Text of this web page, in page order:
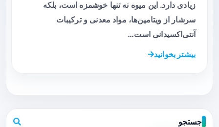
زیادی دارد. این میوه نه تنها خوشمزه است، بلکه
سرشار از ویتامین‌ها، مواد معدنی و ترکیبات
آنتی‌اکسیدانی است…
بیشتر بخوانید
جستجو